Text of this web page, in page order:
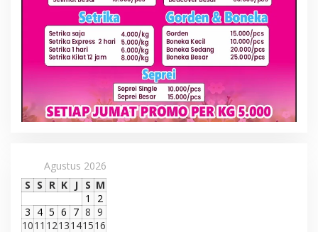
Agustus 2026
S S R K J S M
1
2
3 4 5 6 7 8 9
1011 1213141516